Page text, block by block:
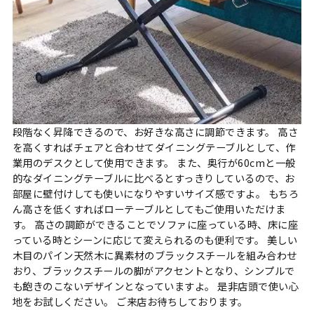
段階なく昇降できるので、お好きな高さに調節できます。 高さ
を高くすればチェアと合わせてダイニングテーブルとして、作
業用のデスクとして使用できます。 また、奥行が60cmと一般
的なダイニングテーブルに比べるとすっきりしているので、お
部屋に壁付けしても使いになりやすいサイズ感ですよ。 もちろ
ん高さを低くすればローテーブルとしてもご使用いただけま
す。 高さの調節ができることでソファに座っている時、床に座
っている時とシーンに応じて変えられるのも便利です。 美しい
木目のパイン天然木に異素材のブラックスチールを組み合わせ
おり、ブラックスチールの脚がアクセントとなり、シンプルで
も飽きのこないデザインとなっていますよ。 是非店頭で使い心
地をお試しください。 ご来店お待ちしております。